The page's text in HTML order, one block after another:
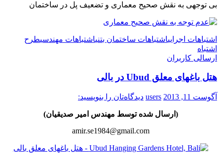
بی توجهی به نقش صحیح معماری و تضعیف پل در ساختمان
اشتباهات اجراییاشتباهات ساختمان بتنیاشتباهات مهندسیطرح
اشتباه
ارسالی کاربران
هتل باغهای معلق Ubud در بالی
آگوست 11, 2013 users دیدگاه‌تان را بنویسید:
(ارسال شده توسط مهندس امیر صدیقیان)
amir.se1984@gmail.com